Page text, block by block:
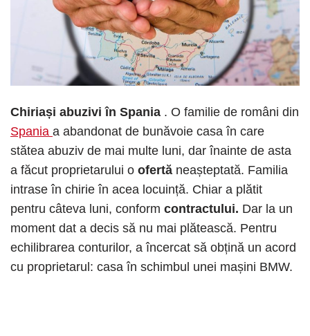
Chiriași abuzivi în Spania . O familie de români din
Spania a abandonat de bunăvoie casa în care
stătea abuziv de mai multe luni, dar înainte de asta
a făcut proprietarului o ofertă neașteptată. Familia
intrase în chirie în acea locuință. Chiar a plătit
pentru câteva luni, conform contractului. Dar la un
moment dat a decis să nu mai plătească. Pentru
echilibrarea conturilor, a încercat să obțină un acord
cu proprietarul: casa în schimbul unei mașini BMW.